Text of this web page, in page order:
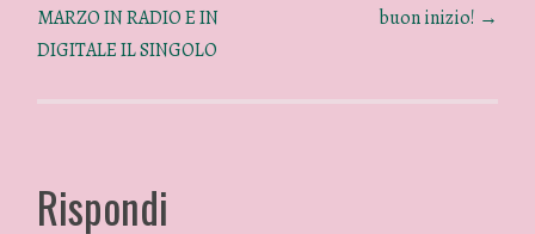
MARZO IN RADIO E IN
DIGITALE IL SINGOLO
buon inizio! →
Rispondi